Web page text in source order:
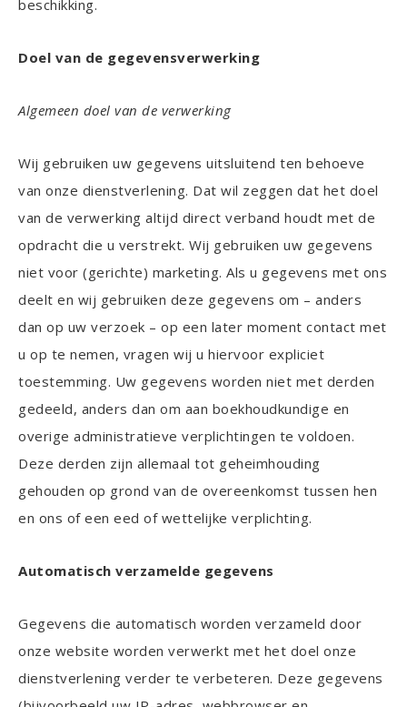
beschikking.
Doel van de gegevensverwerking
Algemeen doel van de verwerking
Wij gebruiken uw gegevens uitsluitend ten behoeve
van onze dienstverlening. Dat wil zeggen dat het doel
van de verwerking altijd direct verband houdt met de
opdracht die u verstrekt. Wij gebruiken uw gegevens
niet voor (gerichte) marketing. Als u gegevens met ons
deelt en wij gebruiken deze gegevens om – anders
dan op uw verzoek – op een later moment contact met
u op te nemen, vragen wij u hiervoor expliciet
toestemming. Uw gegevens worden niet met derden
gedeeld, anders dan om aan boekhoudkundige en
overige administratieve verplichtingen te voldoen.
Deze derden zijn allemaal tot geheimhouding
gehouden op grond van de overeenkomst tussen hen
en ons of een eed of wettelijke verplichting.
Automatisch verzamelde gegevens
Gegevens die automatisch worden verzameld door
onze website worden verwerkt met het doel onze
dienstverlening verder te verbeteren. Deze gegevens